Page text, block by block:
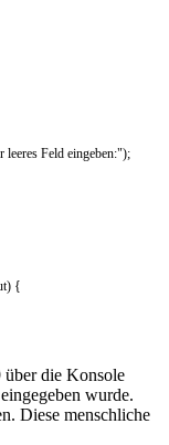
Feld eingeben:");
) {
über die Konsole
wurde.
Diese menschliche